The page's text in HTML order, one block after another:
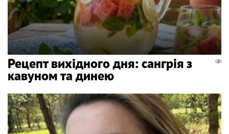
Рецепт вихідного дня: сангрія з
кавуном та динею